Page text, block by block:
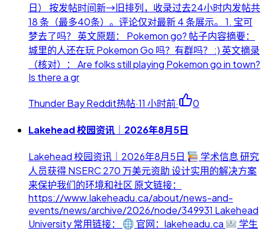
日） 按发帖时间新→旧排列，收录过去24小时内发帖共
18 条（最多40条）。评论仅对最新 4 条展示。 1. 宝可
梦去了吗？ 英文原题： Pokemon go? 帖子内容摘要：
城里的人还在玩 Pokemon Go 吗？有群吗？ :) 英文摘录
（核对）： Are folks still playing Pokemon go in town?
Is there a gr
Thunder Bay Reddit热帖·11 小时前· 0
Lakehead 校园资讯｜2026年8月5日
Lakehead 校园资讯｜2026年8月5日
学术信息 研究
人员获得 NSERC 270 万美元资助 设计实用的解决方案
来保护我们的环境和社区 原文链接：
https://www.lakeheadu.ca/about/news-and-
events/news/archive/2026/node/349931 Lakehead
University 常用链接：
官网：lakeheadu.ca
学生